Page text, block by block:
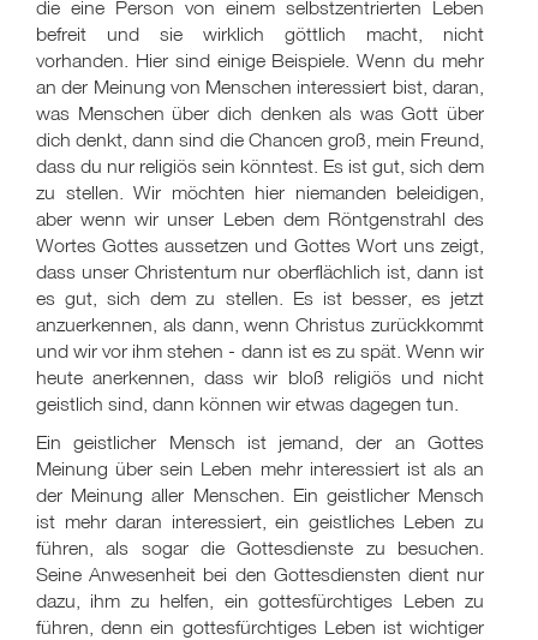
die eine Person von einem selbstzentrierten Leben
befreit und sie wirklich göttlich macht, nicht
vorhanden. Hier sind einige Beispiele. Wenn du mehr
an der Meinung von Menschen interessiert bist, daran,
was Menschen über dich denken als was Gott über
dich denkt, dann sind die Chancen groß, mein Freund,
dass du nur religiös sein könntest. Es ist gut, sich dem
zu stellen. Wir möchten hier niemanden beleidigen,
aber wenn wir unser Leben dem Röntgenstrahl des
Wortes Gottes aussetzen und Gottes Wort uns zeigt,
dass unser Christentum nur oberflächlich ist, dann ist
es gut, sich dem zu stellen. Es ist besser, es jetzt
anzuerkennen, als dann, wenn Christus zurückkommt
und wir vor ihm stehen - dann ist es zu spät. Wenn wir
heute anerkennen, dass wir bloß religiös und nicht
geistlich sind, dann können wir etwas dagegen tun.
Ein geistlicher Mensch ist jemand, der an Gottes
Meinung über sein Leben mehr interessiert ist als an
der Meinung aller Menschen. Ein geistlicher Mensch
ist mehr daran interessiert, ein geistliches Leben zu
führen, als sogar die Gottesdienste zu besuchen.
Seine Anwesenheit bei den Gottesdiensten dient nur
dazu, ihm zu helfen, ein gottesfürchtiges Leben zu
führen, denn ein gottesfürchtiges Leben ist wichtiger